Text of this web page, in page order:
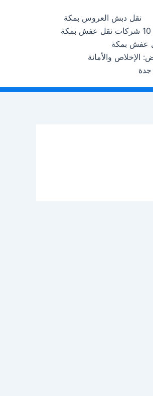
نقل دبش العروس بمكة
عفش بمكة
الإخلاص والأمانة